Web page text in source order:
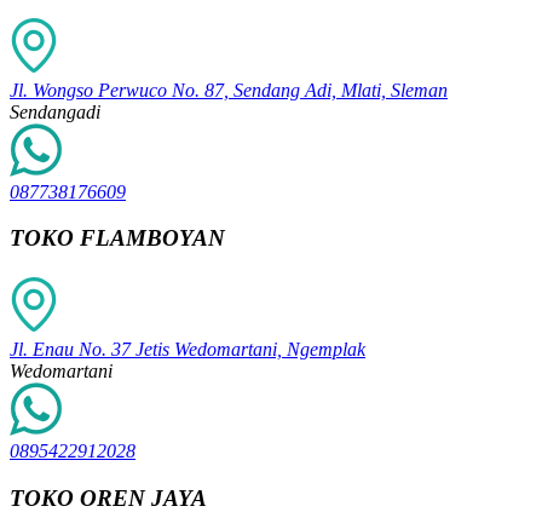
Jl. Wongso Perwuco No. 87, Sendang Adi, Mlati, Sleman
Sendangadi
087738176609
TOKO FLAMBOYAN
Jl. Enau No. 37 Jetis Wedomartani, Ngemplak
Wedomartani
0895422912028
TOKO OREN JAYA